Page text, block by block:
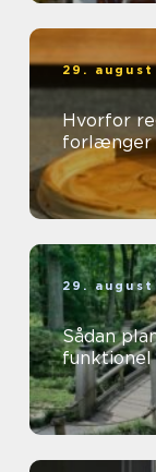
29. august
Hvorfor
forlænger
29. august
Sådan
funktionel